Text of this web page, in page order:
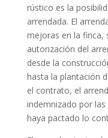
rústico es la
arrendada. El
mejoras en la finca,
autorización del
desde la
hasta la plantación
el contrato, el
indemnizado por
haya pactado lo